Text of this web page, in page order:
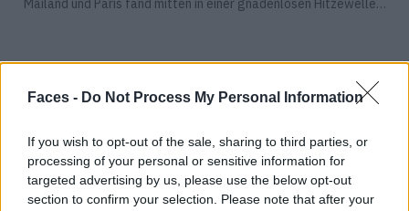
Faces - Do Not Process My Personal Information
If you wish to opt-out of the sale, sharing to third parties, or
processing of your personal or sensitive information for
targeted advertising by us, please use the below opt-out
section to confirm your selection. Please note that after your
Mailand und Paris fand mitten in einer gnadenlosen Hitzewelle…